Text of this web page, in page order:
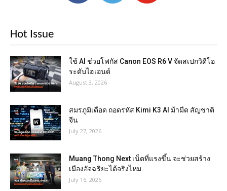
Hot Issue
ใช้ AI ช่วยโฟกัส Canon EOS R6 V จัดสเปกวิดีโอ
ระดับไฮเอนด์
August 3, 2026
สมรภูมิเดือด ถอดรหัส Kimi K3 AI ม้ามืด สัญชาติ
จีน
July 27, 2026
Muang Thong Next เน็ตที่แรงขึ้น จะช่วยสร้าง
เมืองอัจฉริยะได้จริงไหม
July 16, 2026